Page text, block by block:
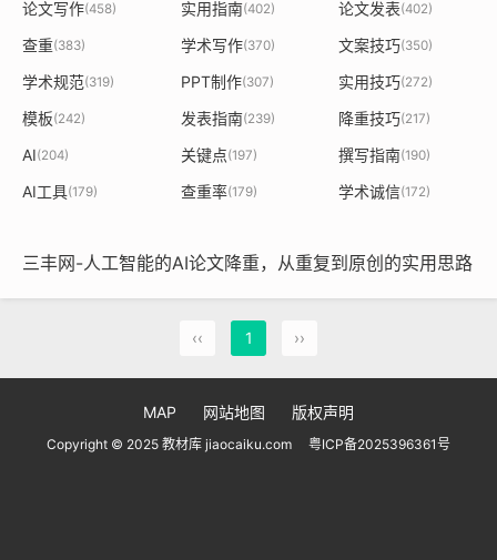
论文写作(458) 实用指南(402) 论文发表(402)
查重(383) 学术写作(370) 文案技巧(350)
学术规范(319) PPT制作(307) 实用技巧(272)
模板(242) 发表指南(239) 降重技巧(217)
AI(204) 关键点(197) 撰写指南(190)
AI工具(179) 查重率(179) 学术诚信(172)
三丰网-人工智能的AI论文降重，从重复到原创的实用思路
‹‹ 1 ››
MAP 网站地图 版权声明
Copyright © 2025 教材库 jiaocaiku.com 粤ICP备2025396361号